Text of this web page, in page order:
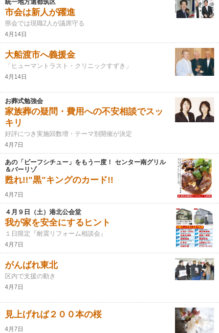
統一地方選都筑区
市会は新人が躍進
県会では現職2人が議席守る
4月14日
大船渡市へ義援金
「ヒューマントラスト・クリニックすずき」
4月14日
お葬式勉強会
家族葬の疑問・費用への不安相談でスッ
キリ
好評につき実施回数増・テーマ別開催が決定
4月7日
あの「ビーフシチュー」をもう一度！ センター南グリル
＆バーリゾ
甦れ!!"黒"キングのカード!!
4月7日
４月９日（土）港北公会堂
我が家を安全にするヒント
１日限定『耐震リフォーム相談会』
4月7日
がんばれ東北
区内で支援の動き
4月7日
見上げれば２００本の桜
4月7日